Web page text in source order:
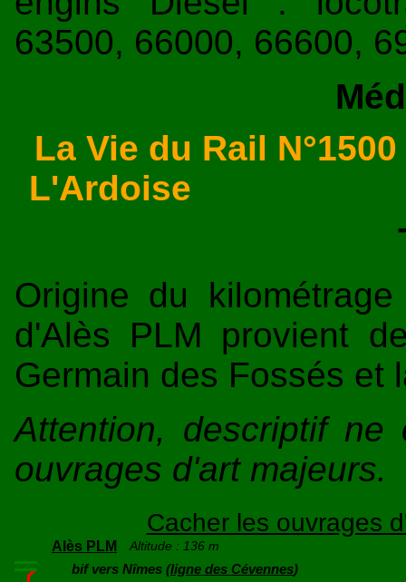
63500, 66000, 66600,
La Vie du Rail
L'Ardoise
Origine du
d'Alès PLM provient
Germain des Fossés et
Attention, descriptif
ouvrages d'art majeurs.
Cacher les ouvrages
Alès PLM Altitude : 136 m
bif vers Nîmes (ligne des Cévennes)